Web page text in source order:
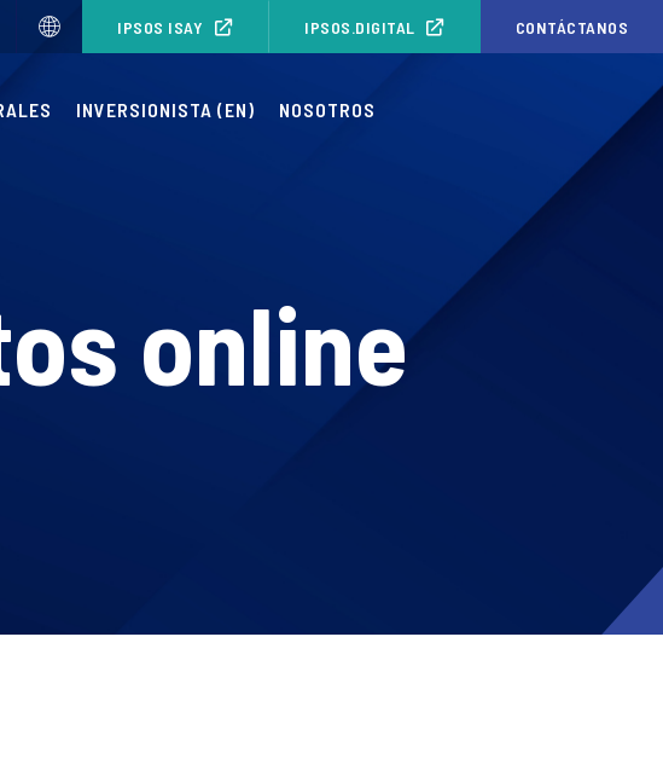
IPSOS ISAY IPSOS.DIGITAL CONTÁCTANOS
INVERSIONISTA (EN) NOSOTROS
online